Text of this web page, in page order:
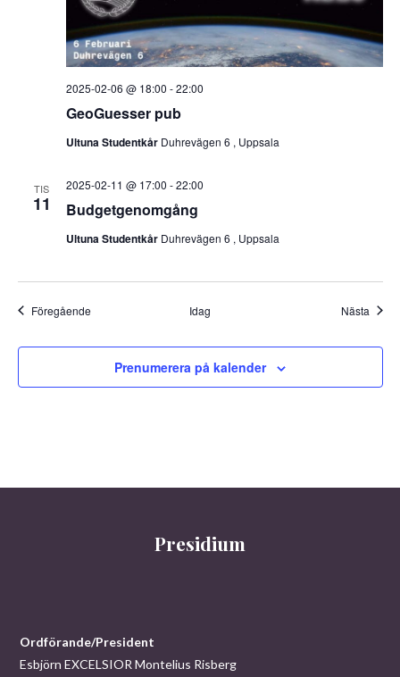
GeoGuesser pub
2025-02-06 @ 18:00 -22:00
Ultuna Studentkår Duhrevägen 6 , Uppsala
TIS
11 Budgetgenomgång
2025-02-11 @ 17:00 -22:00
Ultuna Studentkår Duhrevägen 6 , Uppsala
FöregåendeEvenemang Idag Nästa
Prenumerera på kalender
Presidium
Ordförande/President
Esbjörn EXCELSIOR Montelius Risberg